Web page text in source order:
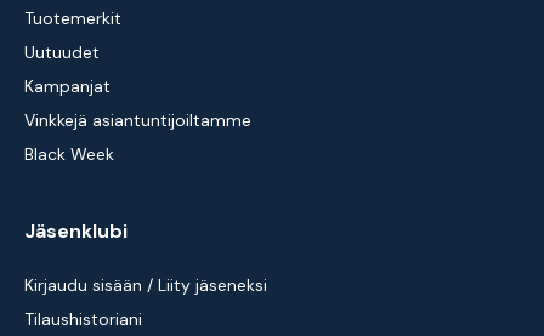
Tuotemerkit
Uutuudet
Kampanjat
Vinkkejä asiantuntijoiltamme
Black Week
Jäsenklubi
Kirjaudu sisään / Liity jäseneksi
Tilaushistoriani